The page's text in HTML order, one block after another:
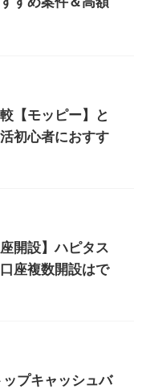
【モッピー】と
初心者におすす
開設】ハピタス
座複数開設はで
プキャッシュバ